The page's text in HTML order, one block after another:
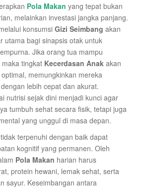
Pola Makan yang tepat bukan
melainkan investasi jangka panjang.
konsumsi Gizi Seimbang akan
utama bagi sinapsis otak untuk
Jika orang tua mampu
tingkat Kecerdasan Anak akan
memungkinkan mereka
lebih cepat dan akurat.
nutrisi sejak dini menjadi kunci agar
tumbuh sehat secara fisik, tetapi juga
yang unggul di masa depan.
terpenuhi dengan baik dapat
kognitif yang permanen. Oleh
Pola Makan harian harus
protein hewani, lemak sehat, serta
sayur. Keseimbangan antara